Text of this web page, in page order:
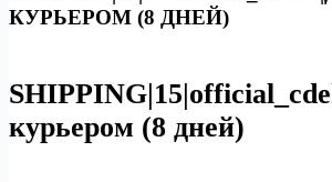
КУРЬЕРОМ (8 ДНЕЙ)
курьером (8 дней)